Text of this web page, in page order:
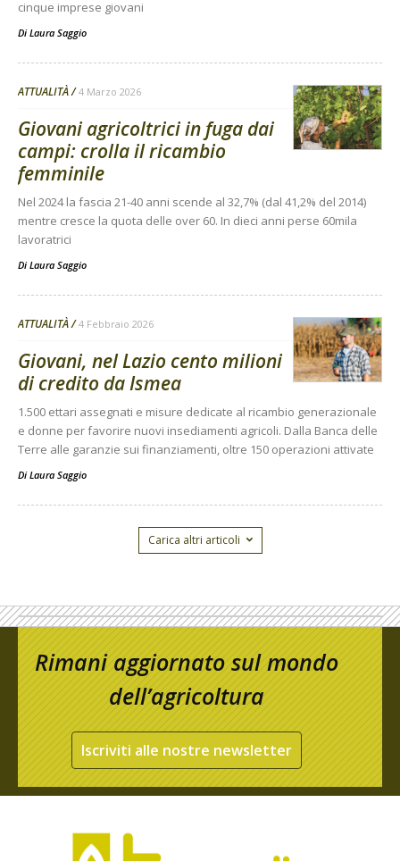
cinque imprese giovani
Di Laura Saggio
ATTUALITÀ 4 Marzo 2026
Giovani agricoltrici in fuga dai
campi: crolla il ricambio
femminile
Nel 2024 la fascia 21-40 anni scende al 32,7% (dal 41,2% del 2014)
mentre cresce la quota delle over 60. In dieci anni perse 60mila
lavoratrici
Di Laura Saggio
ATTUALITÀ 4 Febbraio 2026
Giovani, nel Lazio cento milioni
di credito da Ismea
1.500 ettari assegnati e misure dedicate al ricambio generazionale
e donne per favorire nuovi insediamenti agricoli. Dalla Banca delle
Terre alle garanzie sui finanziamenti, oltre 150 operazioni attivate
Di Laura Saggio
Carica altri articoli
Rimani aggiornato sul mondo
dell’agricoltura
Iscriviti alle nostre newsletter